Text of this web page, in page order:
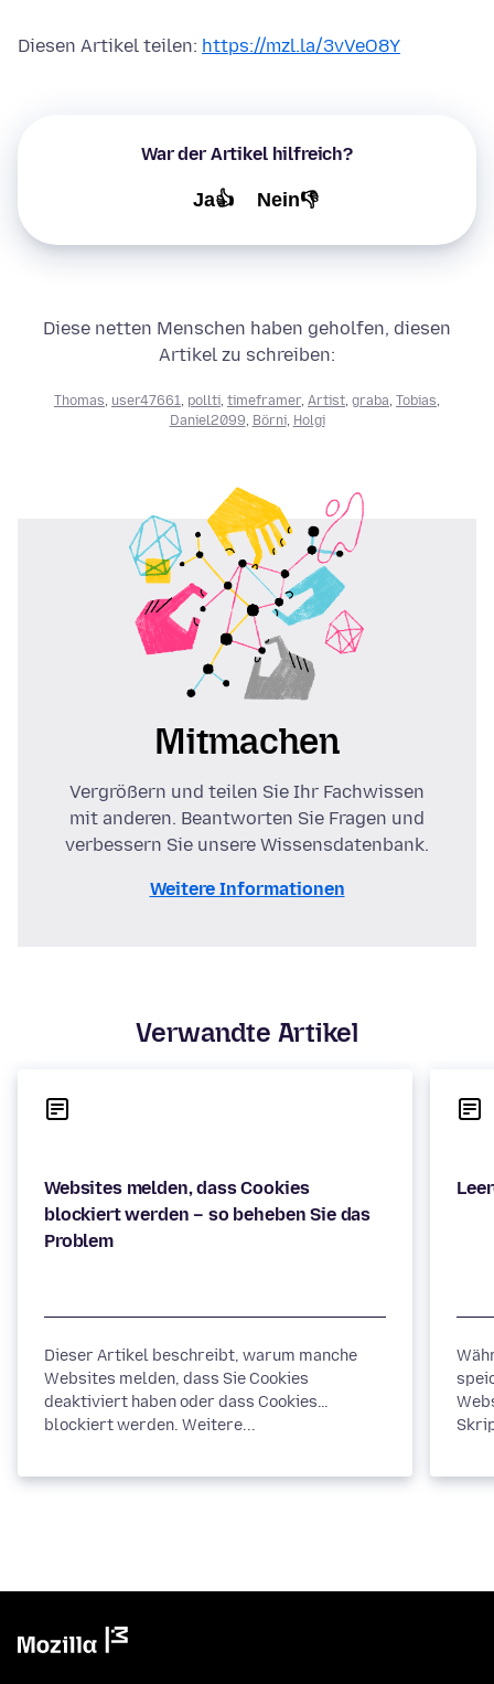
Diesen Artikel teilen: https://mzl.la/3vVeO8Y
War der Artikel hilfreich?
Ja👍 Nein👎
Diese netten Menschen haben geholfen, diesen
Artikel zu schreiben:
Thomas user47661 pollti timeframer, Artist graba Tobias
Daniel2099 Börni, Holgi
Mitmachen
Vergrößern und teilen Sie Ihr Fachwissen
mit anderen. Beantworten Sie Fragen und
verbessern Sie unsere Wissensdatenbank.
Weitere Informationen
Verwandte Artikel
Websites melden, dass Cookies
blockiert werden – so beheben Sie das
Problem
Dieser Artikel beschreibt, warum manche
Websites melden, dass Sie Cookies
deaktiviert haben oder dass Cookies
blockiert werden. Weitere...